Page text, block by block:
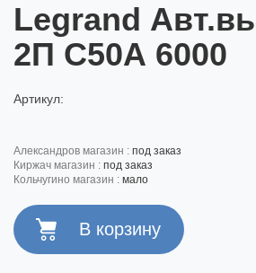
Legrand
2П С50А 6000
Артикул:
александров магазин : под заказ
киржач магазин : под заказ
кольчугино магазин : мало